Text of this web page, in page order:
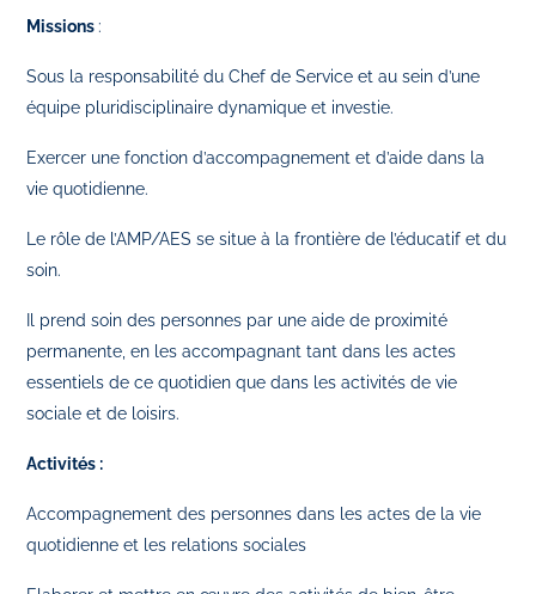
Missions:
Sous la responsabilité du Chef de Service et au sein d’une
équipe pluridisciplinaire dynamique et investie.
Exercer une fonction d’accompagnement et d’aide dans la
vie quotidienne.
Le rôle de l’AMP/AES se situe à la frontière de l’éducatif et du
soin.
Il prend soin des personnes par une aide de proximité
permanente, en les accompagnant tant dans les actes
essentiels de ce quotidien que dans les activités de vie
sociale et de loisirs.
Activités :
Accompagnement des personnes dans les actes de la vie
quotidienne et les relations sociales